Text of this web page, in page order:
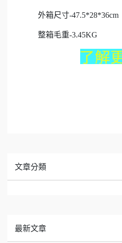
外箱尺寸-47.5*28*36cm
整箱毛重-3.45KG
文章分類
最新文章